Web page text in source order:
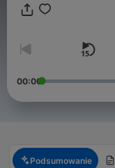
00:00
Podsumowanie